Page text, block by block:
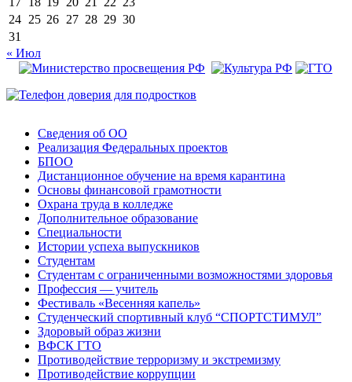
24 25 26 27 28 29 30
31
« Июл
Сведения об ОО
Реализация Федеральных проектов
БПОО
Дистанционное обучение на время карантина
Основы финансовой грамотности
Охрана труда в колледже
Дополнительное образование
Специальности
Истории успеха выпускников
Студентам
Студентам с ограниченными возможностями здоровья
Профессия — учитель
Фестиваль «Весенняя капель»
Студенческий спортивный клуб “СПОРТСТИМУЛ”
Здоровый образ жизни
ВФСК ГТО
Противодействие терроризму и экстремизму
Противодействие коррупции